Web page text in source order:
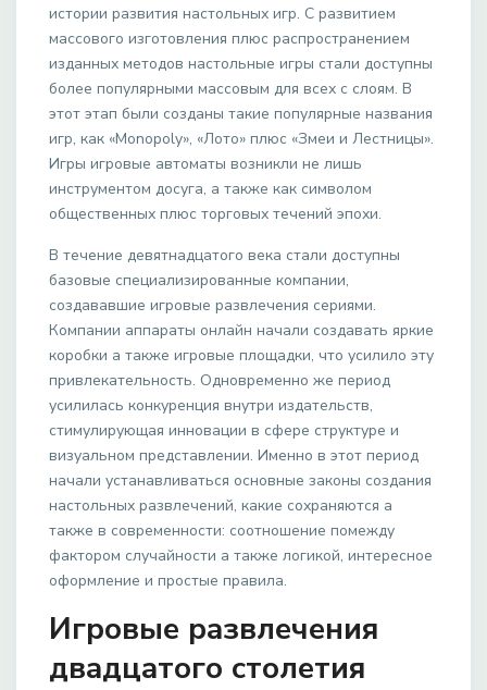
истории развития настольных игр. С развитием
массового изготовления плюс распространением
изданных методов настольные игры стали доступны
более популярными массовым для всех с слоям. В
этот этап были созданы такие популярные названия
игр, как «Monopoly», «Лото» плюс «Змеи и Лестницы».
Игры игровые автоматы возникли не лишь
инструментом досуга, а также как символом
общественных плюс торговых течений эпохи.
В течение девятнадцатого века стали доступны
базовые специализированные компании,
создававшие игровые развлечения сериями.
Компании аппараты онлайн начали создавать яркие
коробки а также игровые площадки, что усилило эту
привлекательность. Одновременно же период
усилилась конкуренция внутри издательств,
стимулирующая инновации в сфере структуре и
визуальном представлении. Именно в этот период
начали устанавливаться основные законы создания
настольных развлечений, какие сохраняются а
также в современности: соотношение помежду
фактором случайности а также логикой, интересное
оформление и простые правила.
Игровые развлечения
двадцатого столетия